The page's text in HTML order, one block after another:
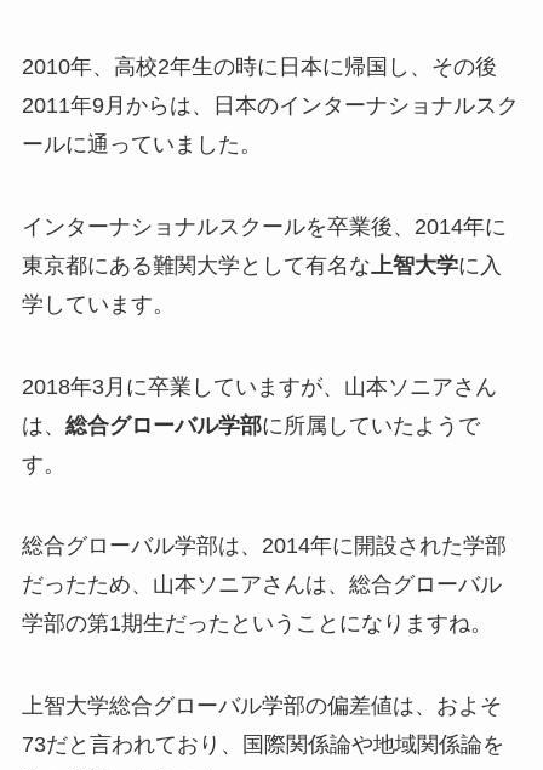
2010年、高校2年生の時に日本に帰国し、その後
2011年9月からは、日本のインターナショナルスク
ールに通っていました。
インターナショナルスクールを卒業後、2014年に
東京都にある難関大学として有名な 上智大学に入
学しています。
2018年3月に卒業していますが、山本ソニアさん
は、 総合グローバル学部に所属していたようで
す。
総合グローバル学部は、2014年に開設された学部
だったため、山本ソニアさんは、総合グローバル
学部の第1期生だったということになりますね。
上智大学総合グローバル学部の偏差値は、およそ
73だと言われており、国際関係論や地域関係論を